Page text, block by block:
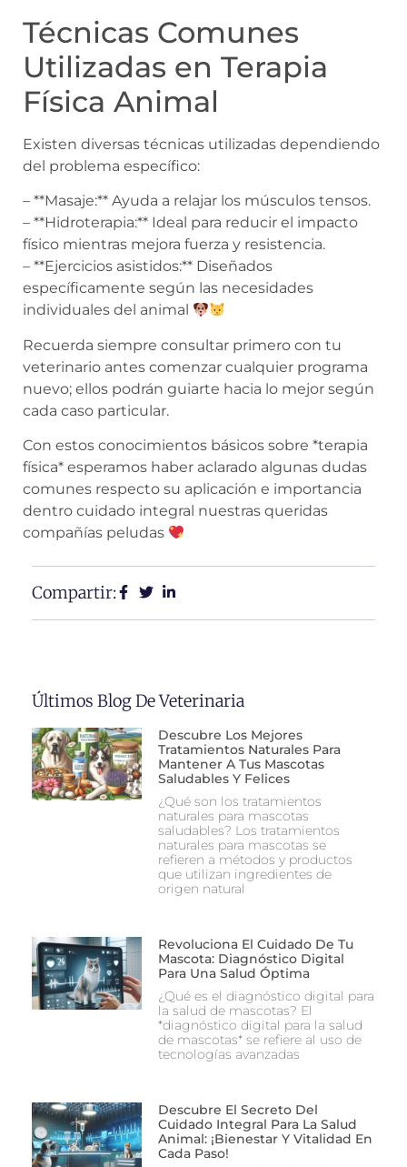
Técnicas Comunes
Utilizadas en Terapia
Física Animal
Existen diversas técnicas utilizadas dependiendo
del problema específico:
– **Masaje:** Ayuda a relajar los músculos tensos.
– **Hidroterapia:** Ideal para reducir el impacto
físico mientras mejora fuerza y resistencia.
– **Ejercicios asistidos:** Diseñados
específicamente según las necesidades
individuales del animal
Recuerda siempre consultar primero con tu
veterinario antes comenzar cualquier programa
nuevo; ellos podrán guiarte hacia lo mejor según
cada caso particular.
Con estos conocimientos básicos sobre *terapia
física* esperamos haber aclarado algunas dudas
comunes respecto su aplicación e importancia
dentro cuidado integral nuestras queridas
compañías peludas
Compartir:
Últimos Blog De Veterinaria
Descubre Los Mejores
Tratamientos Naturales Para
Mantener A Tus Mascotas
Saludables Y Felices
¿Qué son los tratamientos
naturales para mascotas
saludables? Los tratamientos
naturales para mascotas se
refieren a métodos y productos
que utilizan ingredientes de
origen natural
Revoluciona El Cuidado De Tu
Mascota: Diagnóstico Digital
Para Una Salud Óptima
¿Qué es el diagnóstico digital para
la salud de mascotas? El
*diagnóstico digital para la salud
de mascotas* se refiere al uso de
tecnologías avanzadas
Descubre El Secreto Del
Cuidado Integral Para La Salud
Animal: ¡Bienestar Y Vitalidad En
Cada Paso!